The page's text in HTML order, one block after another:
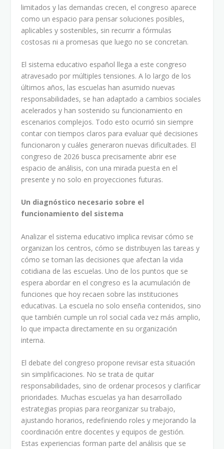
limitados y las demandas crecen, el congreso aparece
como un espacio para pensar soluciones posibles,
aplicables y sostenibles, sin recurrir a fórmulas
costosas ni a promesas que luego no se concretan.
El sistema educativo español llega a este congreso
atravesado por múltiples tensiones. A lo largo de los
últimos años, las escuelas han asumido nuevas
responsabilidades, se han adaptado a cambios sociales
acelerados y han sostenido su funcionamiento en
escenarios complejos. Todo esto ocurrió sin siempre
contar con tiempos claros para evaluar qué decisiones
funcionaron y cuáles generaron nuevas dificultades. El
congreso de 2026 busca precisamente abrir ese
espacio de análisis, con una mirada puesta en el
presente y no solo en proyecciones futuras.
Un diagnóstico necesario sobre el
funcionamiento del sistema
Analizar el sistema educativo implica revisar cómo se
organizan los centros, cómo se distribuyen las tareas y
cómo se toman las decisiones que afectan la vida
cotidiana de las escuelas. Uno de los puntos que se
espera abordar en el congreso es la acumulación de
funciones que hoy recaen sobre las instituciones
educativas. La escuela no solo enseña contenidos, sino
que también cumple un rol social cada vez más amplio,
lo que impacta directamente en su organización
interna.
El debate del congreso propone revisar esta situación
sin simplificaciones. No se trata de quitar
responsabilidades, sino de ordenar procesos y clarificar
prioridades. Muchas escuelas ya han desarrollado
estrategias propias para reorganizar su trabajo,
ajustando horarios, redefiniendo roles y mejorando la
coordinación entre docentes y equipos de gestión.
Estas experiencias forman parte del análisis que se